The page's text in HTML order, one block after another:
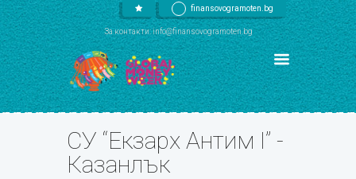
finansovogramoten.bg
За контакти: info@finansovogramoten.bg
СУ “Екзарх Антим I” -
Казанлък